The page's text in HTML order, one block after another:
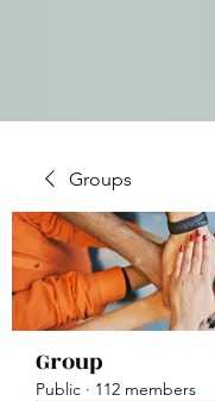
Groups
Group
Public · 112 members